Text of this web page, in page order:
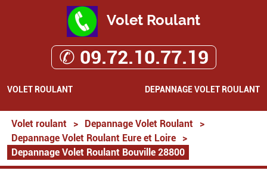
Volet Roulant
✆ 09.72.10.77.19
VOLET ROULANT DEPANNAGE VOLET ROULANT
Volet roulant > Depannage Volet Roulant
>
Depannage Volet Roulant Eure et Loire
>
Depannage Volet Roulant Bouville 28800